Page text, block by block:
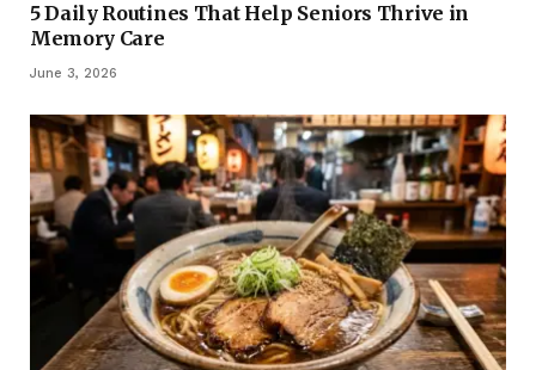
5 Daily Routines That Help Seniors Thrive in
Memory Care
June 3, 2026